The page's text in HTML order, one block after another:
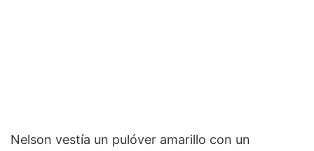
Nelson vestía un pulóver amarillo con un